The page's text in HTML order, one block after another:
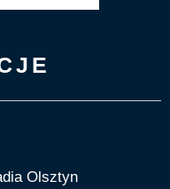
Olsztyn